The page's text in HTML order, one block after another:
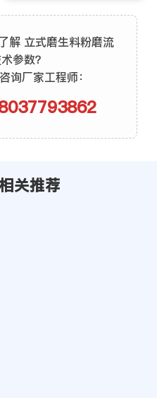
解 立式磨生料粉磨流
参数？
询厂家工程师：
关推荐